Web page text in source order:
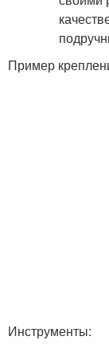
Пример
Инструменты: